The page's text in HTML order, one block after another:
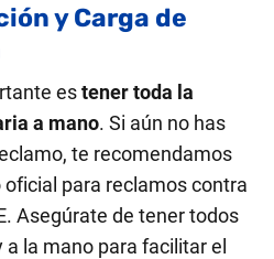
y Carga de
estener toda la
a mano. Si aún no has
te recomendamos
para reclamos contra
Asegúrate de tener todos
la mano para facilitar el